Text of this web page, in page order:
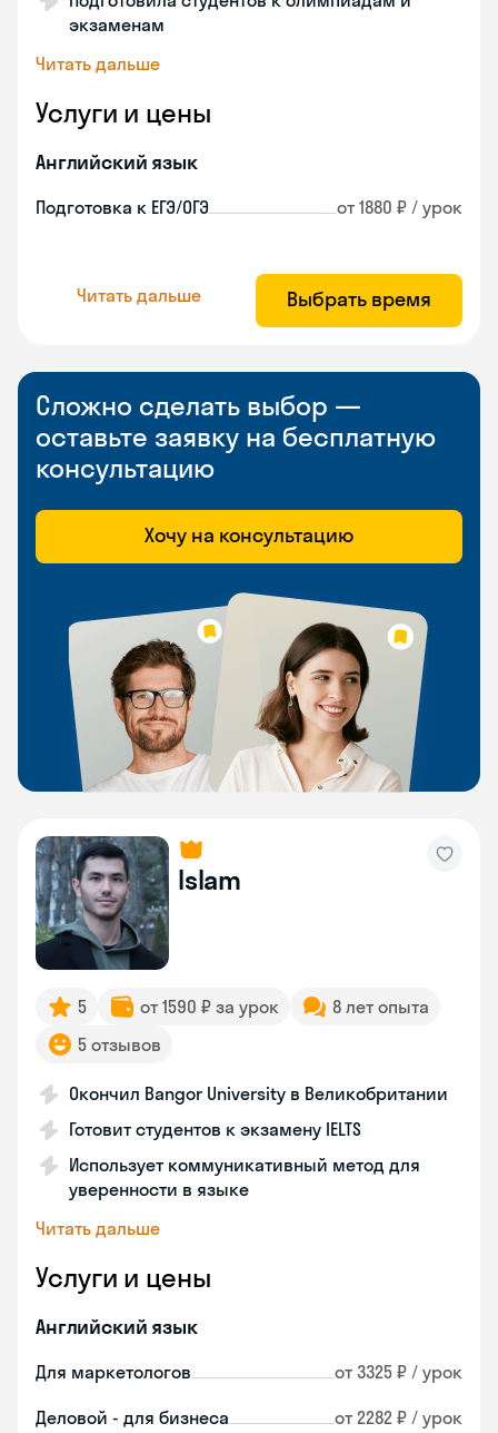
экзаменам
Читать дальше
Услуги и цены
Английский язык
Подготовка к ЕГЭ/ОГЭ от 1880 ₽ / урок
Читать дальше Выбрать время
Сложно сделать выбор —
оставьте заявку на бесплатную
консультацию
Хочу на консультацию
Islam
5 от 1590 ₽ за урок
8 лет опыта
5 отзывов
Окончил Bangor University в Великобритании
Готовит студентов к экзамену IELTS
Использует коммуникативный метод для
уверенности в языке
Читать дальше
Услуги и цены
Английский язык
Для маркетологов от 3325 ₽ / урок
Деловой - для бизнеса от 2282 ₽ / урок